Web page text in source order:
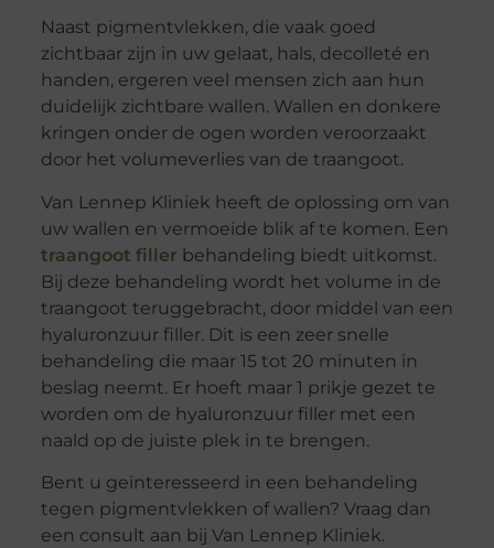
Naast pigmentvlekken, die vaak goed
zichtbaar zijn in uw gelaat, hals, decolleté en
handen, ergeren veel mensen zich aan hun
duidelijk zichtbare wallen. Wallen en donkere
kringen onder de ogen worden veroorzaakt
door het volumeverlies van de traangoot.
Van Lennep Kliniek heeft de oplossing om van
uw wallen en vermoeide blik af te komen. Een
traangoot filler behandeling biedt uitkomst.
Bij deze behandeling wordt het volume in de
traangoot teruggebracht, door middel van een
hyaluronzuur filler. Dit is een zeer snelle
behandeling die maar 15 tot 20 minuten in
beslag neemt. Er hoeft maar 1 prikje gezet te
worden om de hyaluronzuur filler met een
naald op de juiste plek in te brengen.
Bent u geïnteresseerd in een behandeling
tegen pigmentvlekken of wallen? Vraag dan
een consult aan bij Van Lennep Kliniek.